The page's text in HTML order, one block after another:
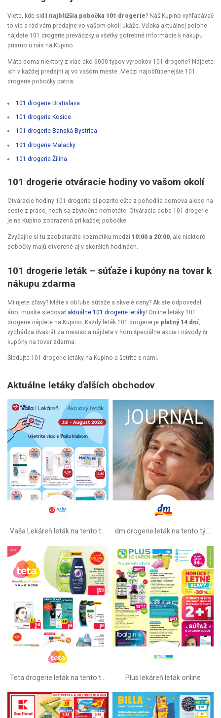
Viete, kde sídli najbližšia pobočka 101 drogerie? Náš Kupino vyhľadávač
to vie a rád vám predajne vo vašom okolí ukáže. Vďaka aktuálnej polohe
nájdete 101 drogerie prevádzky a všetky potrebné informácie k nákupu
priamo u nás na Kupino.
Máte doma niektorý z viac ako 6000 typov výrobkov 101 drogerie? Nájdete
ich v každej predajni aj vo vašom meste. Medzi najobľúbenejšie 101
drogerie pobočky patria:
101 drogerie Bratislava
101 drogerie Košice
101 drogerie Banská Bystrica
101 drogerie Malacky
101 drogerie Žilina
101 drogerie otváracie hodiny vo vašom okolí
Otváracie hodiny 101 drogerie si pozrite ešte z pohodlia domova alebo na
ceste z práce, nech sa zbytočne nemotáte. Otváracia doba 101 drogerie
je na Kupino zobrazená pri každej pobočke.
Zvyčajne si tu zaobstaráte kozmetiku medzi 10:00 a 20:00, ale niektoré
pobočky majú otvorené aj v skorších hodinách.
101 drogerie leták – súťaže i kupóny na tovar k
nákupu zdarma
Milujete zľavy? Máte v obľube súťaže a skvelé ceny? Ak ste odpovedali
áno, musíte sledovať aktuálne 101 drogerie letáky! Online letáky 101
drogerie nájdete na Kupino. Každý leták 101 drogerie je platný 14 dní
vychádza dvakrát za mesiac a nájdete v ňom špeciálne akcie i návody či
kupóny na tovar zdarma.
Sledujte 101 drogerie letáky na Kupino a šetrite s nami.
Aktuálne letáky ďalších obchodov
Vaša Lekáreň leták na tento týždeň dm drogerie leták na tento týždeň
Plus lekáreň leták online